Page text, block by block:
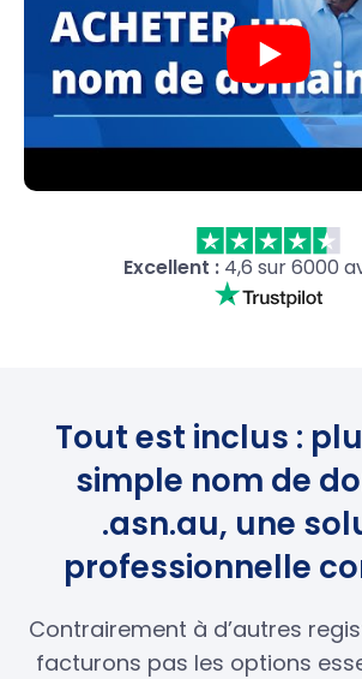
Excellent :4,6 sur 6000
Tout est inclus :
simple nom de
.asn.au, une
professionnelle
Contrairement à d’autres
facturons pas les options